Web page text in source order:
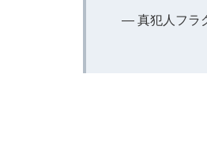
— 真犯人フラ